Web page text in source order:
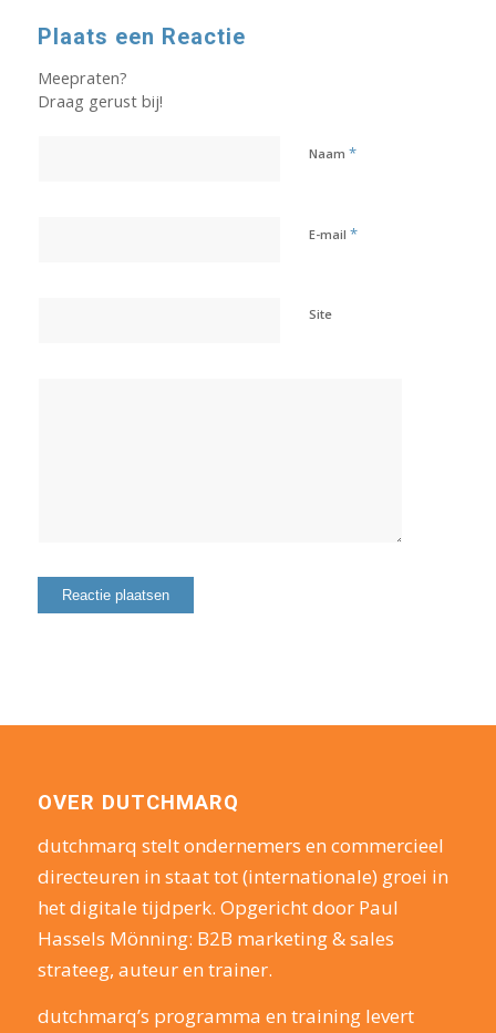
Plaats een Reactie
Meepraten?
Draag gerust bij!
Naam *
E-mail *
Site
OVER DUTCHMARQ
dutchmarq stelt ondernemers en commercieel
directeuren in staat tot (internationale) groei in
het digitale tijdperk. Opgericht door Paul
Hassels Mönning: B2B marketing & sales
strateeg, auteur en trainer.
dutchmarq’s programma en training levert